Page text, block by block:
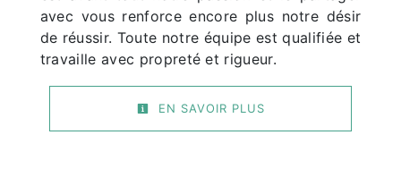
avec vous renforce encore plus notre désir
de réussir. Toute notre équipe est qualifiée et
travaille avec propreté et rigueur.
EN SAVOIR PLUS